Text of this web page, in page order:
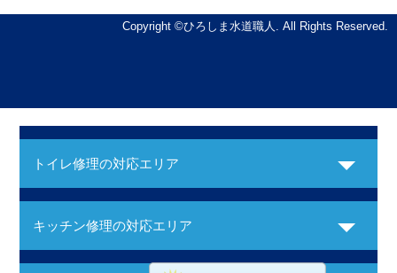
Copyright ©ひろしま水道職人. All Rights Reserved.
トイレ修理の対応エリア
キッチン修理の対応エリア